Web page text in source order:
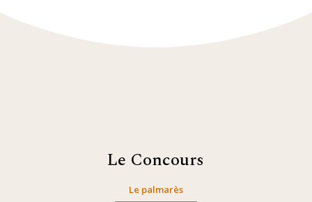
Le Concours
Le palmarès